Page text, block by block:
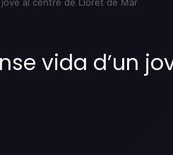
vida d’un